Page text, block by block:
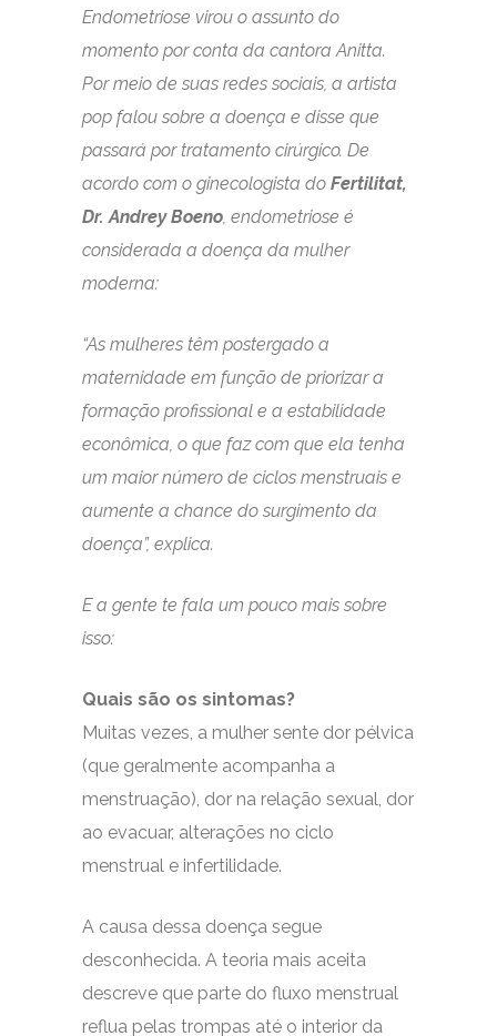
Endometriose virou o assunto do
momento por conta da cantora Anitta.
Por meio de suas redes sociais, a artista
pop falou sobre a doença e disse que
passará por tratamento cirúrgico. De
acordo com o ginecologista do Fertilitat,
Dr. Andrey Boeno, endometriose é
considerada a doença da mulher
moderna:
“As mulheres têm postergado a
maternidade em função de priorizar a
formação profissional e a estabilidade
econômica, o que faz com que ela tenha
um maior número de ciclos menstruais e
aumente a chance do surgimento da
doença”, explica.
E a gente te fala um pouco mais sobre
isso:
Quais são os sintomas?
Muitas vezes, a mulher sente dor pélvica
(que geralmente acompanha a
menstruação), dor na relação sexual, dor
ao evacuar, alterações no ciclo
menstrual e infertilidade.
A causa dessa doença segue
desconhecida. A teoria mais aceita
descreve que parte do fluxo menstrual
reflua pelas trompas até o interior da